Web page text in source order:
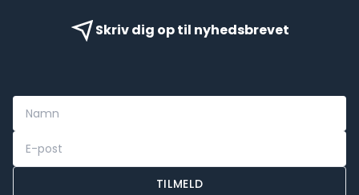
Skriv dig op til nyhedsbrevet
TILMELD